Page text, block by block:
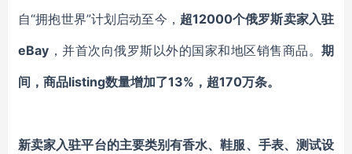
自“拥抱世界”计划启动至今， 超12000个俄罗斯卖家入驻
eBay ，并首次向俄罗斯以外的国家和地区销售商品。 期
间，商品listing数量增加了13%，超170万条。
新卖家入驻平台的主要类别有香水、鞋服、手表、测试设